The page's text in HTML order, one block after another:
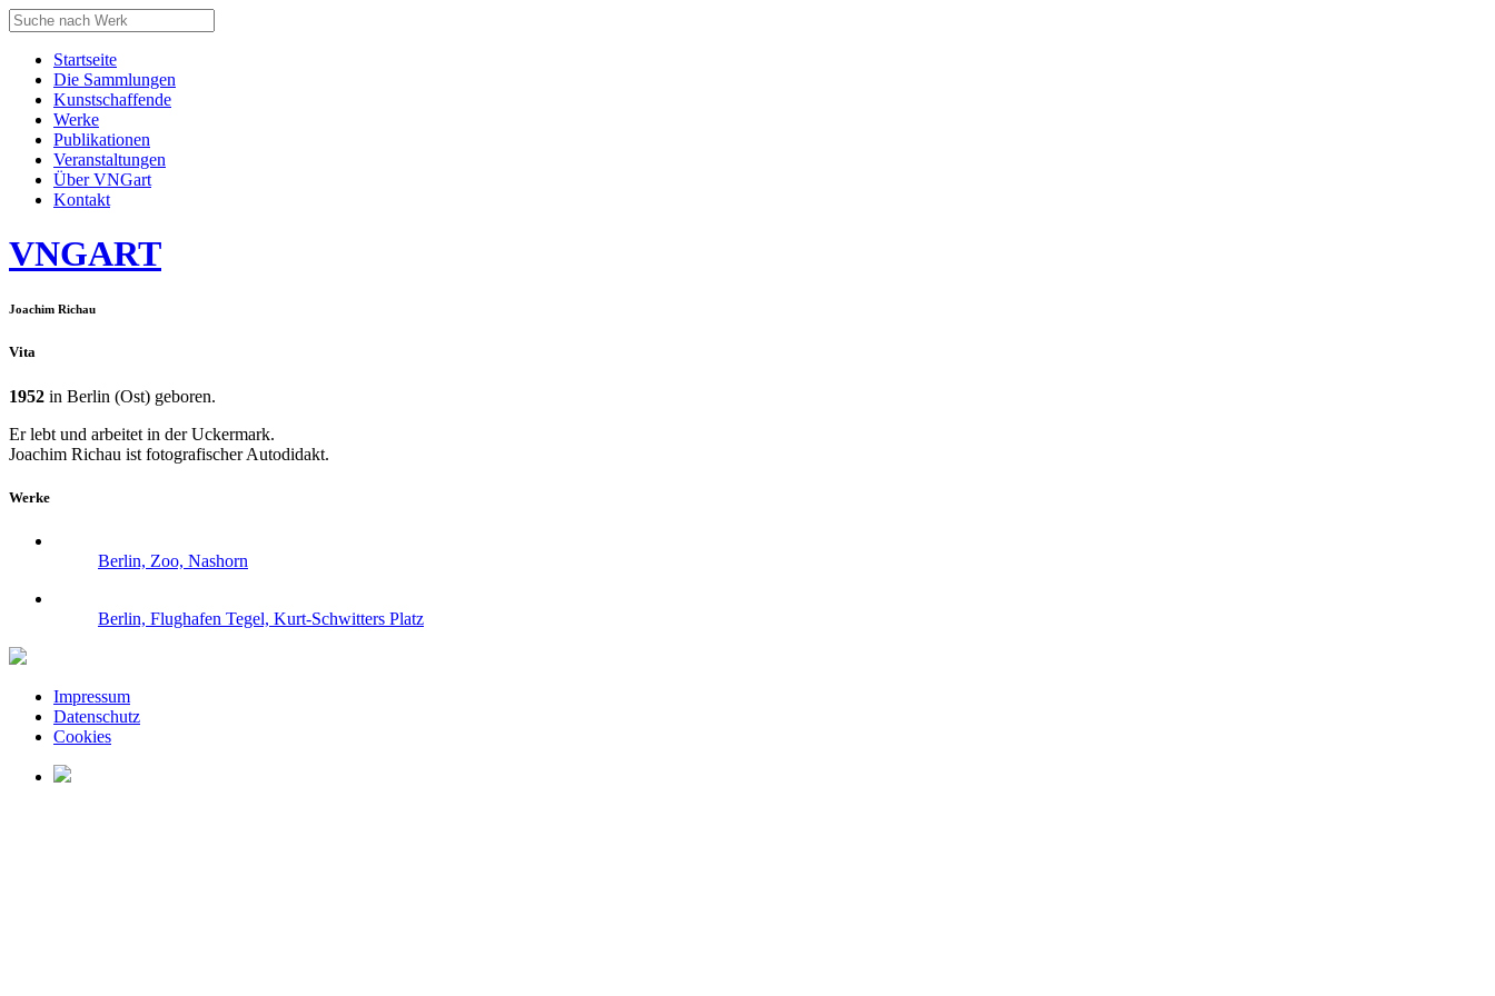
Startseite
Die Sammlungen
Kunstschaffende
Werke
Publikationen
Veranstaltungen
Über VNGart
Kontakt
VNGART
Joachim Richau
Vita
1952 in Berlin (Ost) geboren.
Er lebt und arbeitet in der Uckermark.
Joachim Richau ist fotografischer Autodidakt.
Werke
Berlin, Zoo, Nashorn
Berlin, Flughafen Tegel, Kurt-Schwitters Platz
Impressum
Datenschutz
Cookies